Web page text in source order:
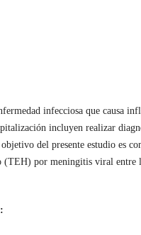
infecciosa que causa
incluyen realizar
del presente estudio es
(TEH) por meningitis viral entre